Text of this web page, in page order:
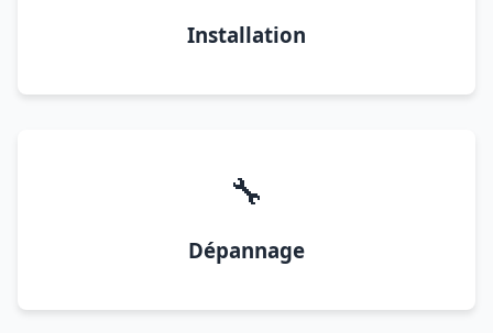
Installation
🔧
Dépannage